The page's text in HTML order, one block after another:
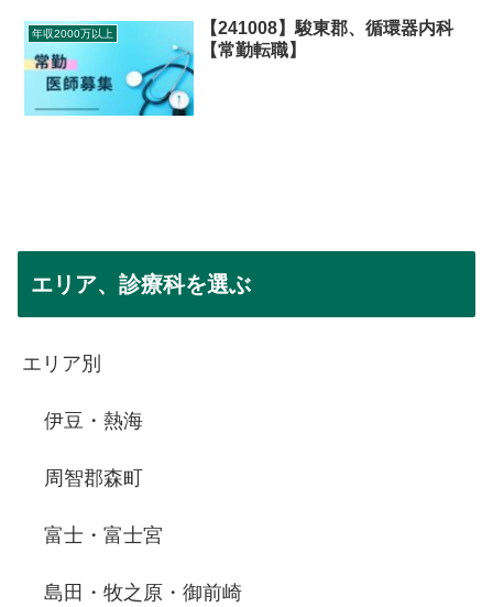
年収2000万以上
【241008】駿東郡、循環器内科
【常勤転職】
エリア、診療科を選ぶ
エリア別
伊豆・熱海
周智郡森町
富士・富士宮
島田・牧之原・御前崎